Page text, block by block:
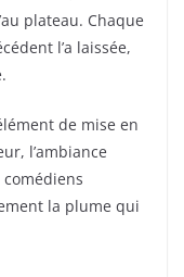
plateau. Chaque
l’a laissée,
de mise en
l’ambiance
la plume qui